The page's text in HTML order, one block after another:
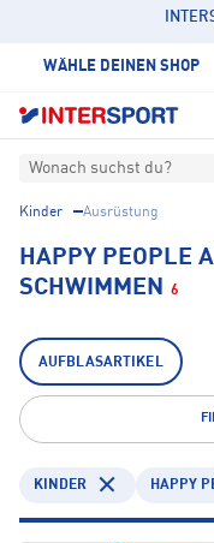
WÄHLE DEINEN SHOP
Wonach suchst du?
Kinder Ausrüstung
HAPPY PEOPLE
SCHWIMMEN 6
AUFBLASARTIKEL
KINDER HAPPY